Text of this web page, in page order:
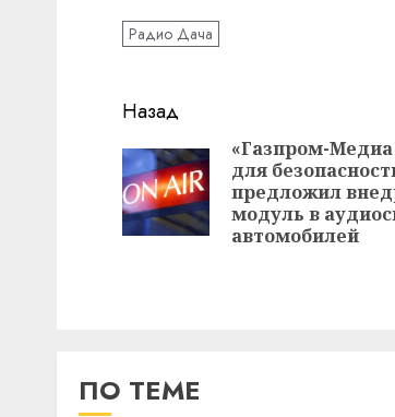
Радио Дача
Навигация
записи
Назад
«Газпром-
для
предложил
модуль в
автомобилей
ПО ТЕМЕ